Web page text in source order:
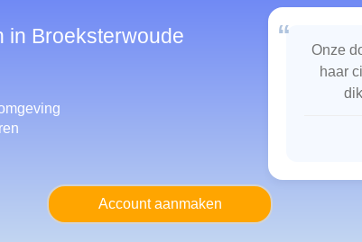
in Broeksterwoude
“
Onze
haar
Account aanmaken